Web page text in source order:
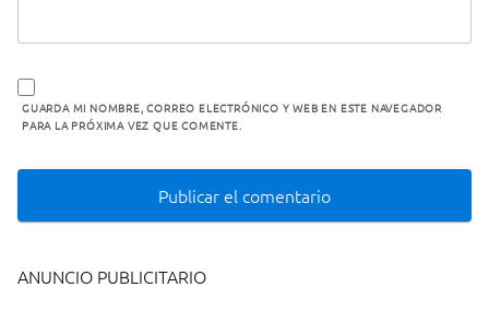
GUARDA MI NOMBRE, CORREO ELECTRÓNICO Y WEB EN ESTE NAVEGADOR
PARA LA PRÓXIMA VEZ QUE COMENTE.
ANUNCIO PUBLICITARIO